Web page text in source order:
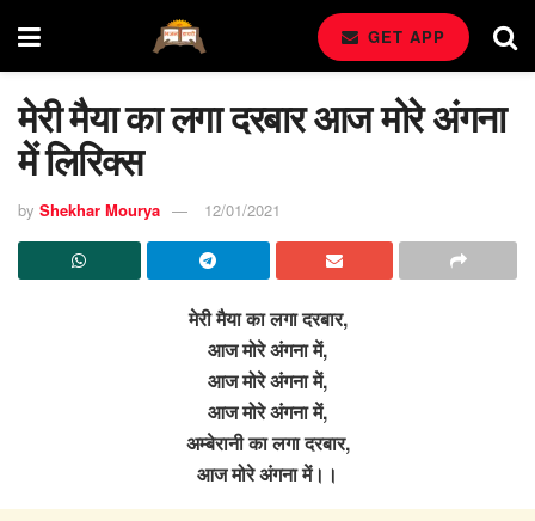
GET APP
मेरी मैया का लगा दरबार आज मोरे अंगना
में लिरिक्स
by Shekhar Mourya 12/01/2021
मेरी मैया का लगा दरबार,
आज मोरे अंगना में,
आज मोरे अंगना में,
आज मोरे अंगना में,
अम्बेरानी का लगा दरबार,
आज मोरे अंगना में।।